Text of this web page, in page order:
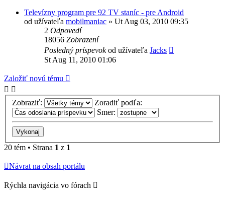
Televízny program pre 92 TV staníc - pre Android
od užívateľa mobilmaniac » Ut Aug 03, 2010 09:35
2 Odpovedí
18056 Zobrazení
Posledný príspevokod užívateľa Jacks
St Aug 11, 2010 01:06
Založiť novú tému
Zobraziť:
Zoradiť podľa:
Smer:
20 tém • Strana 1 z 1
Návrat na obsah portálu
Rýchla navigácia vo fórach